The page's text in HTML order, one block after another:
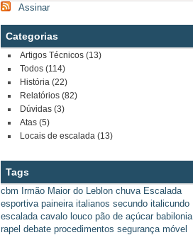
Assinar
Categorias
Artigos Técnicos (13)
Todos (114)
História (22)
Relatórios (82)
Dúvidas (3)
Atas (5)
Locais de escalada (13)
Tags
cbm Irmão Maior do Leblon chuva Escalada
esportiva paineira italianos secundo italicundo
escalada cavalo louco pão de açúcar babilonia
rapel debate procedimentos segurança móvel